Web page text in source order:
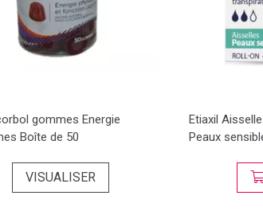
gommes Energie
Boîte de 50
VISUALISER
Etiaxil
Peaux